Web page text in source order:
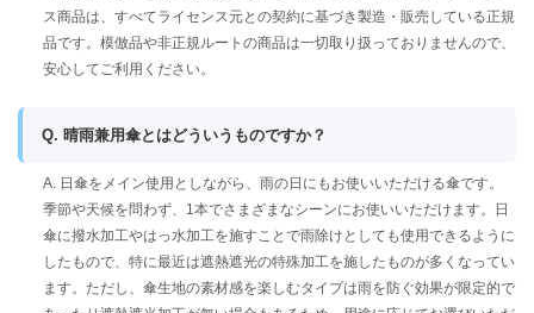
ス商品は、すべてライセンス元との契約に基づき製造・販売している正規
品です。模倣品や非正規ルートの商品は一切取り扱っておりませんので、
安心してご利用ください。
Q. 晴雨兼用傘とはどういうものですか？
A. 日傘をメイン使用としながら、雨の日にもお使いいただける傘です。
季節や天候を問わず、1本でさまざまなシーンにお使いいただけます。日
傘に撥水加工やはっ水加工を施すことで雨除けとしても使用できるように
したもので、特に最近は遮熱遮光の特殊加工を施したものが多くなってい
ます。ただし、傘生地の素材感を楽しむタイプは雨を防ぐ効果が限定的で